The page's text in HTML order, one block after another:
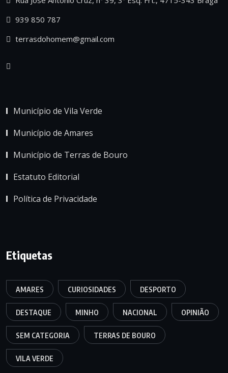
939 850 787
terrasdohomem@gmail.com
Município de Vila Verde
Município de Amares
Município de Terras de Bouro
Estatuto Editorial
Política de Privacidade
Etiquetas
AMARES CURIOSIDADES DESPORTO
DESTAQUE MINHO NACIONAL OPINIÃO
SEM CATEGORIA TERRAS DE BOURO
VILA VERDE